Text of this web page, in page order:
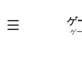
ゲ
ゲ